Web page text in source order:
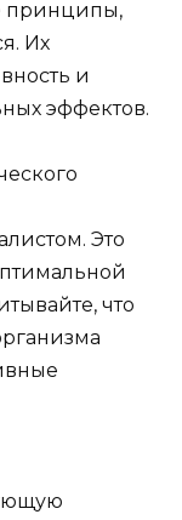
принципы,
Их
и
эффектов.
Это
что